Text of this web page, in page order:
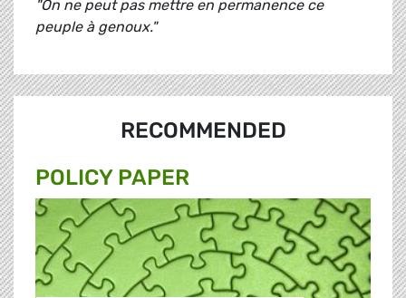
"On ne peut pas mettre en permanence ce
peuple à genoux."
RECOMMENDED
POLICY PAPER